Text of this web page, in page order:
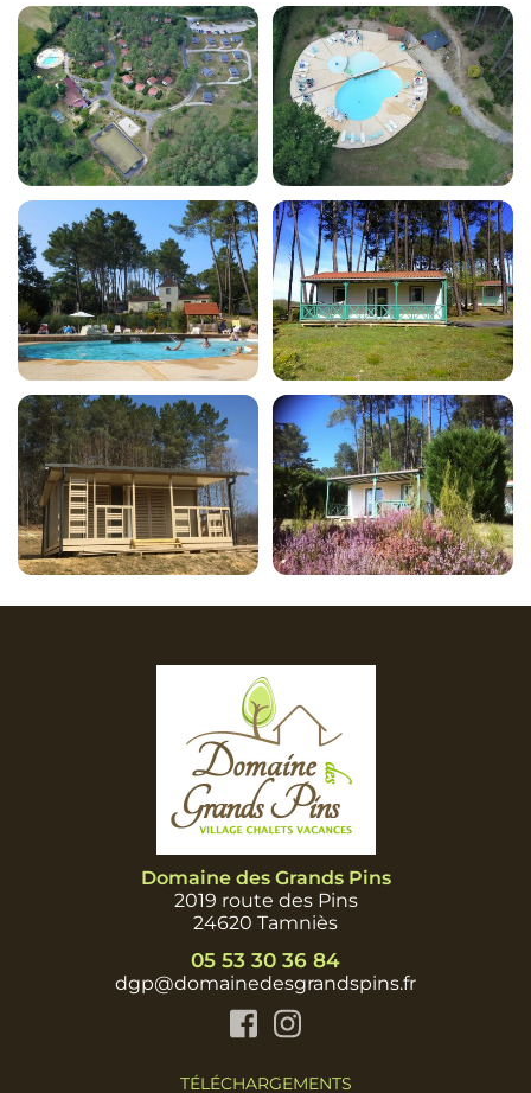
Domaine des Grands Pins
2019 route des Pins
24620 Tamniès
05 53 30 36 84
dgp@domainedesgrandspins.fr
TÉLÉCHARGEMENTS